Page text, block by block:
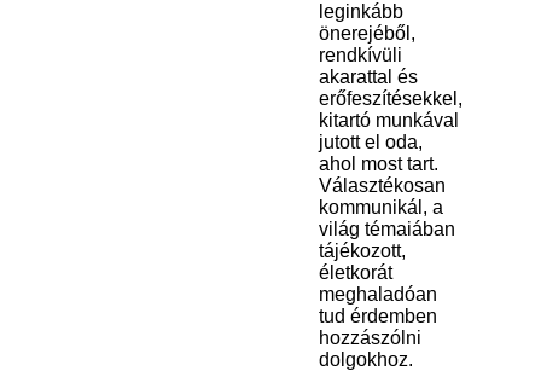
leginkább
önerejéből,
rendkívüli
akarattal és
erőfeszítésekkel,
kitartó munkával
jutott el oda,
ahol most tart.
Választékosan
kommunikál, a
világ témaiában
tájékozott,
életkorát
meghaladóan
tud érdemben
hozzászólni
dolgokhoz.